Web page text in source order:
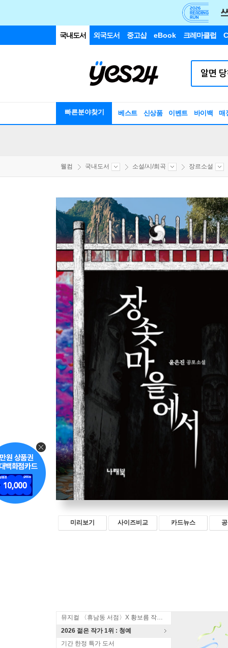
국내도서 외국도서 중고샵 eBook 크레마클럽
빠른분야찾기 베스트 신상품 이벤트 바이백 매
웰컴 국내도서 소설/시/희곡 장르소설
미리보기 사이즈비교 카드뉴스
뮤지컬 〈휴남동 서점〉X 황보름 작가 북토크
2026 젊은 작가 1위 : 청예
기간 한정 특가 도서